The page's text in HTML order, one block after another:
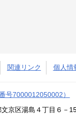
関連リンク 個人情
号7000012050002）
文京区湯島４丁目６－